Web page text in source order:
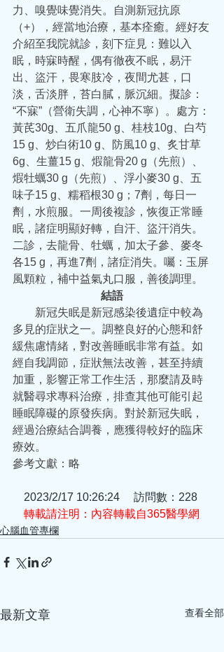
力、嗅覺味覺消失。自測新冠抗原
（+），經當地治療，基本痊癒。經好友
介紹至我院就診，刻下症見：難以入
眠，時寐時醒，偶有徹夜不眠，易汗
出、盜汗，畏寒肢冷，夜間尤甚，口
淡，舌淡胖，苔白膩，脈沉細。擬診：
“不寐”（營衛失調，心神不寧）。處方：
黃芪30g、五爪龍50 g、桂枝10g、白芍
15 g、炒白術10 g、防風10 g、炙甘草
6g、生薑15 g、煆龍骨20 g（先煎）、
煆牡蠣30 g（先煎）、浮小麥30 g、五
味子15 g、糯稻根30 g；7劑，每日一
劑，水煎服。一周後複診，恢復正常睡
眠，諸症明顯好轉，自汗、盜汗消失。
二診，去龍骨、牡蠣，加太子參、麥冬
各15 g，再進7劑，諸症消失。囑：玉屏
風顆粒，補中益氣丸口服，善後調理。
結語
新冠失眠是新冠感染後遺症中較為
多見的症狀之一。調整良好的心態和舒
緩焦慮情緒，對改善睡眠非常有益。如
經自我調節，症狀無法改善，甚至持續
加重，影響正常工作生活，那麼請及時
就醫尋求專科治療，排查其他可能引起
睡眠障礙的原發疾病。對於新冠失眠，
經過治療結合調養，應獲得較好的臨床
療效。
參考文獻：略
    2023/2/17 10:26:24     訪問數：228
轉載請注明：內容轉載自365醫學網
心腦血管專欄
最新文章 查看全部